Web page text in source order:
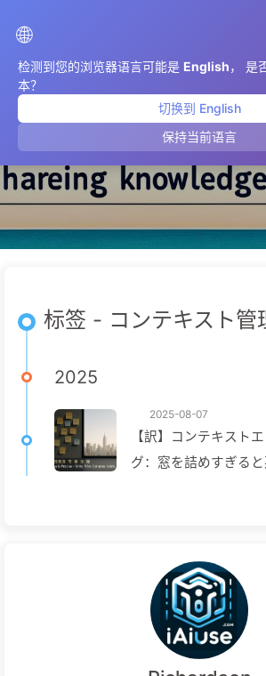
🌐
检测到您的浏览器语言可能是 English， 是
本？
切换到 English
保持当前语言
コンテキスト管
标签 - コンテキスト管
2025
2025-08-07
【訳】コンテキスト
グ：窓を詰めすぎる
——ゆっくり学ぶAI170